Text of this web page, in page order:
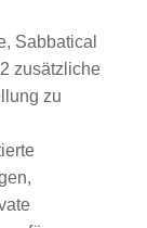
Sabbatical
zusätzliche
zu